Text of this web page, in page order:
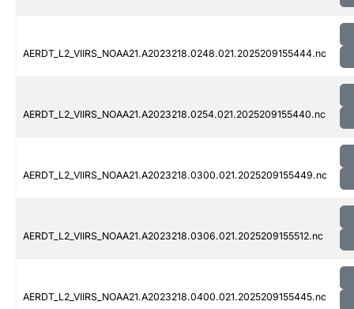
AERDT_L2_VIIRS_NOAA21.A2023218.0248.021.2025209155444.nc
AERDT_L2_VIIRS_NOAA21.A2023218.0254.021.2025209155440.nc
AERDT_L2_VIIRS_NOAA21.A2023218.0300.021.2025209155449.nc
AERDT_L2_VIIRS_NOAA21.A2023218.0306.021.2025209155512.nc
AERDT_L2_VIIRS_NOAA21.A2023218.0400.021.2025209155445.nc